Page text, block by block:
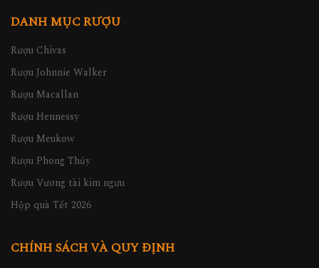
DANH MỤC RƯỢU
Rượu Chivas
Rượu Johnnie Walker
Rượu Macallan
Rượu Hennessy
Rượu Meukow
Rượu Phong Thủy
Rượu Vương tài kim ngưu
Hộp quà Tết 2026
CHÍNH SÁCH VÀ QUY ĐỊNH